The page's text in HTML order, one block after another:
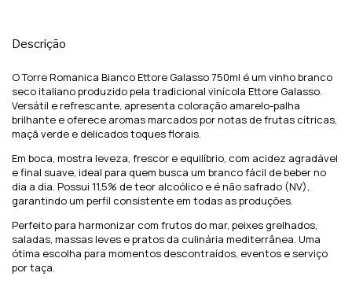
Descrição
O Torre Romanica Bianco Ettore Galasso 750ml é um vinho branco
seco italiano produzido pela tradicional vinícola Ettore Galasso.
Versátil e refrescante, apresenta coloração amarelo-palha
brilhante e oferece aromas marcados por notas de frutas cítricas,
maçã verde e delicados toques florais.
Em boca, mostra leveza, frescor e equilíbrio, com acidez agradável
e final suave, ideal para quem busca um branco fácil de beber no
dia a dia. Possui 11,5% de teor alcoólico e é não safrado (NV),
garantindo um perfil consistente em todas as produções.
Perfeito para harmonizar com frutos do mar, peixes grelhados,
saladas, massas leves e pratos da culinária mediterrânea. Uma
ótima escolha para momentos descontraídos, eventos e serviço
por taça.